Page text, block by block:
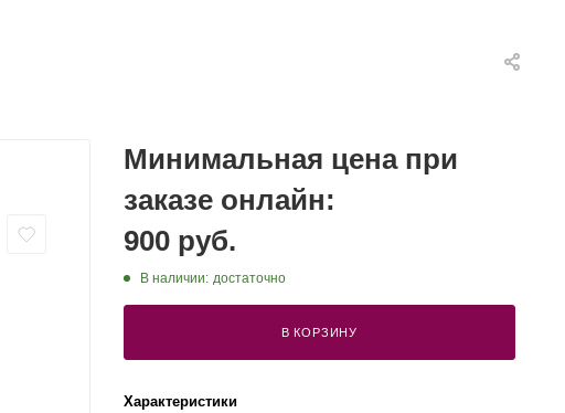
Минимальная цена при
заказе онлайн:
900 руб.
В наличии: достаточно
В КОРЗИНУ
Характеристики